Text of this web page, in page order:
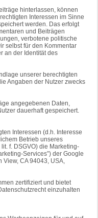
hinterlassen, können
Interessen im Sinne
werden. Das erfolgt
und Beiträgen
verbotene politische
selbst für den Kommentar
an der Identität des
unserer berechtigten
Angaben der Nutzer zwecks
angegebenen Daten,
dauerhaft gespeichert.
Interessen (d.h. Interesse
Betrieb unseres
f. DSGVO) die Marketing-
Services”) der Google
View, CA 94043, USA,
zertifiziert und bietet
einzuhalten